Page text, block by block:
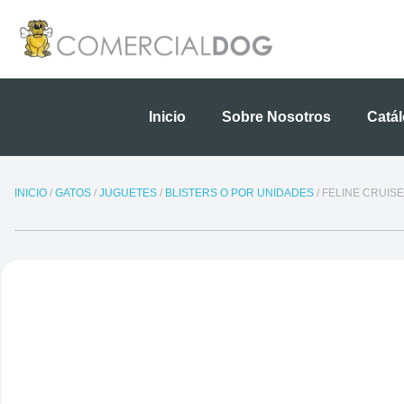
contenido
Inicio Sobre Nosotros
INICIO / GATOS / JUGUETES / BLISTERS O POR UNIDADES / FELINE